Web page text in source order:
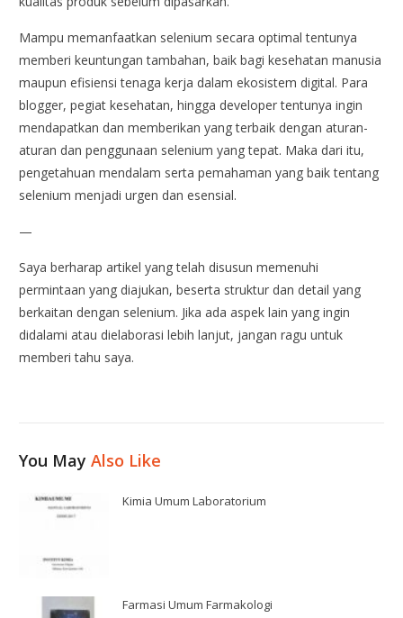
Mampu memanfaatkan selenium secara optimal tentunya
memberi keuntungan tambahan, baik bagi kesehatan manusia
maupun efisiensi tenaga kerja dalam ekosistem digital. Para
blogger, pegiat kesehatan, hingga developer tentunya ingin
mendapatkan dan memberikan yang terbaik dengan aturan-
aturan dan penggunaan selenium yang tepat. Maka dari itu,
pengetahuan mendalam serta pemahaman yang baik tentang
selenium menjadi urgen dan esensial.
—
Saya berharap artikel yang telah disusun memenuhi
permintaan yang diajukan, beserta struktur dan detail yang
berkaitan dengan selenium. Jika ada aspek lain yang ingin
didalami atau dielaborasi lebih lanjut, jangan ragu untuk
memberi tahu saya.
You MayAlso Like
Kimia Umum Laboratorium
Farmasi Umum Farmakologi